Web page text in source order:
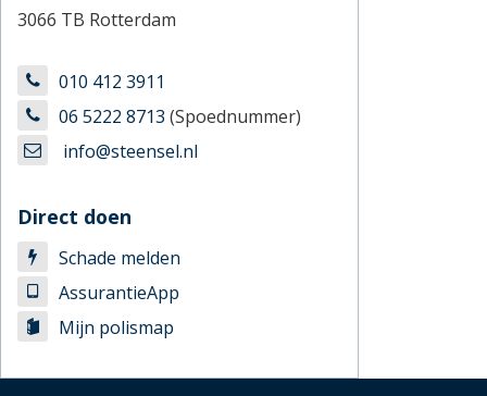
3066 TB Rotterdam
010 412 3911
06 5222 8713 (Spoednummer)
info@steensel.nl
Direct doen
Schade melden
AssurantieApp
Mijn polismap